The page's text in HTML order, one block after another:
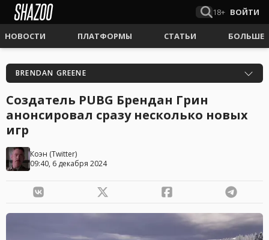
18+ ВОЙТИ
НОВОСТИ ПЛАТФОРМЫ СТАТЬИ БОЛЬШЕ
BRENDAN GREENE
Создатель PUBG Брендан Грин
анонсировал сразу несколько новых
игр
Коэн (Twitter)
09:40, 6 декабря 2024